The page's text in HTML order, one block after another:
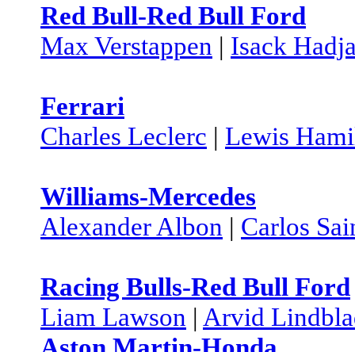
Red Bull-Red Bull Ford
Max Verstappen | Isack
Ferrari
Charles Leclerc | Lewis
Williams-Mercedes
Alexander Albon | Carlos
Racing Bulls-Red Bull Ford
Liam Lawson | Arvid